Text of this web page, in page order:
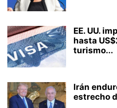
EE. UU.
hasta
turismo...
Irán
estrecho